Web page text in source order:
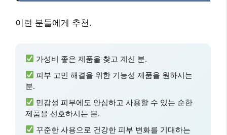
이런 분들에게 추천.
가성비 좋은 제품을 찾고 계신 분.
피부 고민 해결을 위한 기능성 제품을 원하시는
분.
민감성 피부에도 안심하고 사용할 수 있는 순한
제품을 선호하시는 분.
꾸준한 사용으로 건강한 피부 변화를 기대하는